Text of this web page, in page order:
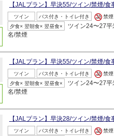
【JALプラン】早決55/ツイン/禁煙/食
ツイン バス付き・トイレ付き
禁煙
夕食× 翌朝食× 翌昼食×
ツイン24〜27平
名/禁煙
【JALプラン】早決55/ツイン/禁煙/食
ツイン バス付き・トイレ付き
禁煙
夕食× 翌朝食× 翌昼食×
ツイン24〜27平
名/禁煙
【JALプラン】早決28/ツイン/禁煙/食
ツイン バス付き・トイレ付き
禁煙